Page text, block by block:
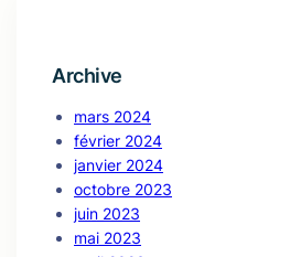
Archive
mars 2024
février 2024
janvier 2024
octobre 2023
juin 2023
mai 2023